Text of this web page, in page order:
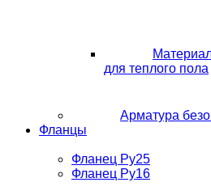
для теплого пола
Арматура
Фланцы
Фланец Ру25
Фланец Ру16